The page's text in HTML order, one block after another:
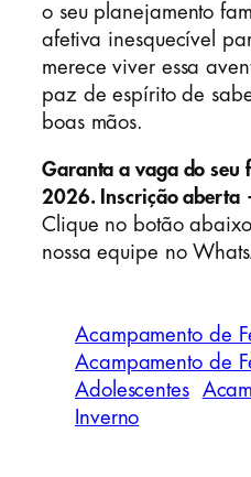
o seu planejamento
afetiva inesquecível
merece viver essa
paz de espírito de
boas mãos.
Garanta a vaga do seu
2026. Inscrição aberta
Clique no botão
nossa equipe no
Acampamento de
Acampamento de
Adolescentes
Inverno